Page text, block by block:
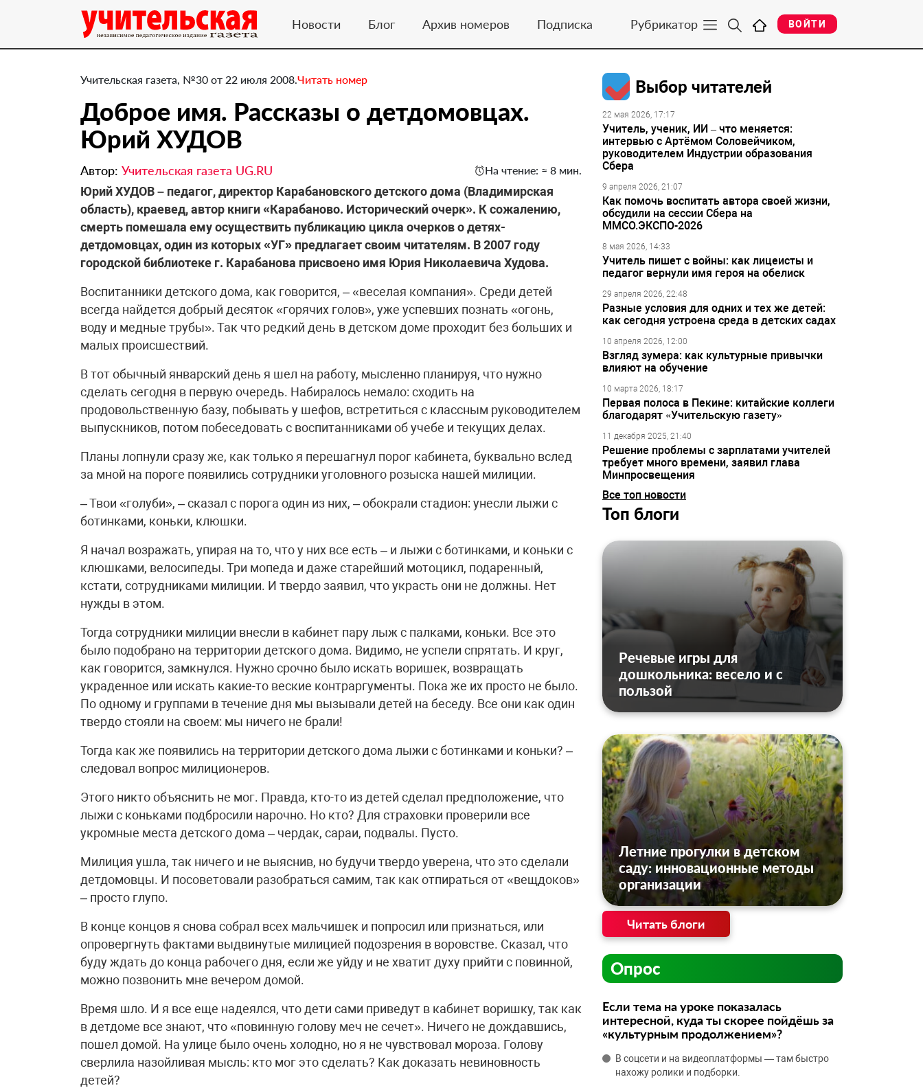
Новости Блог Архив номеров Подписка Рубрикатор ВОЙТИ
Учительская газета, №30 от 22 июля 2008.Читать номер
Доброе имя. Рассказы о детдомовцах.
Юрий ХУДОВ
Автор: Учительская газета UG.RU На чтение: ≈ 8 мин.
Юрий ХУДОВ – педагог, директор Карабановского детского дома (Владимирская
область), краевед, автор книги «Карабаново. Исторический очерк». К сожалению,
смерть помешала ему осуществить публикацию цикла очерков о детях-
детдомовцах, один из которых «УГ» предлагает своим читателям. В 2007 году
городской библиотеке г. Карабанова присвоено имя Юрия Николаевича Худова.
Воспитанники детского дома, как говорится, – «веселая компания». Среди детей
всегда найдется добрый десяток «горячих голов», уже успевших познать «огонь,
воду и медные трубы». Так что редкий день в детском доме проходит без больших и
малых происшествий.
В тот обычный январский день я шел на работу, мысленно планируя, что нужно
сделать сегодня в первую очередь. Набиралось немало: сходить на
продовольственную базу, побывать у шефов, встретиться с классным руководителем
выпускников, потом побеседовать с воспитанниками об учебе и текущих делах.
Планы лопнули сразу же, как только я перешагнул порог кабинета, буквально вслед
за мной на пороге появились сотрудники уголовного розыска нашей милиции.
– Твои «голуби», – сказал с порога один из них, – обокрали стадион: унесли лыжи с
ботинками, коньки, клюшки.
Я начал возражать, упирая на то, что у них все есть – и лыжи с ботинками, и коньки с
клюшками, велосипеды. Три мопеда и даже старейший мотоцикл, подаренный,
кстати, сотрудниками милиции. И твердо заявил, что украсть они не должны. Нет
нужды в этом.
Тогда сотрудники милиции внесли в кабинет пару лыж с палками, коньки. Все это
было подобрано на территории детского дома. Видимо, не успели спрятать. И круг,
как говорится, замкнулся. Нужно срочно было искать воришек, возвращать
украденное или искать какие-то веские контраргументы. Пока же их просто не было.
По одному и группами в течение дня мы вызывали детей на беседу. Все они как один
твердо стояли на своем: мы ничего не брали!
Тогда как же появились на территории детского дома лыжи с ботинками и коньки? –
следовал вопрос милиционеров.
Этого никто объяснить не мог. Правда, кто-то из детей сделал предположение, что
лыжи с коньками подбросили нарочно. Но кто? Для страховки проверили все
укромные места детского дома – чердак, сараи, подвалы. Пусто.
Милиция ушла, так ничего и не выяснив, но будучи твердо уверена, что это сделали
детдомовцы. И посоветовали разобраться самим, так как отпираться от «вещдоков»
– просто глупо.
В конце концов я снова собрал всех мальчишек и попросил или признаться, или
опровергнуть фактами выдвинутые милицией подозрения в воровстве. Сказал, что
буду ждать до конца рабочего дня, если же уйду и не хватит духу прийти с повинной,
можно позвонить мне вечером домой.
Время шло. И я все еще надеялся, что дети сами приведут в кабинет воришку, так как
в детдоме все знают, что «повинную голову меч не сечет». Ничего не дождавшись,
пошел домой. На улице было очень холодно, но я не чувствовал мороза. Голову
сверлила назойливая мысль: кто мог это сделать? Как доказать невиновность
детей?
Выбор читателей
22 мая 2026, 17:17
Учитель, ученик, ИИ – что меняется:
интервью с Артёмом Соловейчиком,
руководителем Индустрии образования
Сбера
9 апреля 2026, 21:07
Как помочь воспитать автора своей жизни,
обсудили на сессии Сбера на
ММСО.ЭКСПО-2026
8 мая 2026, 14:33
Учитель пишет с войны: как лицеисты и
педагог вернули имя героя на обелиск
29 апреля 2026, 22:48
Разные условия для одних и тех же детей:
как сегодня устроена среда в детских садах
10 апреля 2026, 12:00
Взгляд зумера: как культурные привычки
влияют на обучение
10 марта 2026, 18:17
Первая полоса в Пекине: китайские коллеги
благодарят «Учительскую газету»
11 декабря 2025, 21:40
Решение проблемы с зарплатами учителей
требует много времени, заявил глава
Минпросвещения
Все топ новости
Топ блоги
Речевые игры для
дошкольника: весело и с
пользой
Летние прогулки в детском
саду: инновационные методы
организации
Читать блоги
Опрос
Если тема на уроке показалась
интересной, куда ты скорее пойдёшь за
«культурным продолжением»?
В соцсети и на видеоплатформы — там быстро
нахожу ролики и подборки.